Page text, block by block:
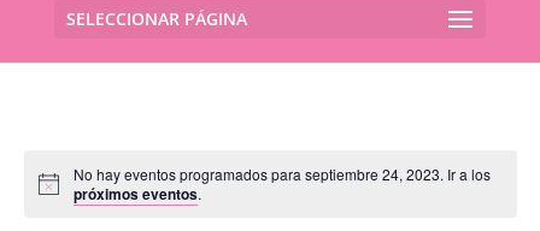
SELECCIONAR PÁGINA
No hay eventos programados para septiembre 24, 2023. Ir a los
próximos eventos.